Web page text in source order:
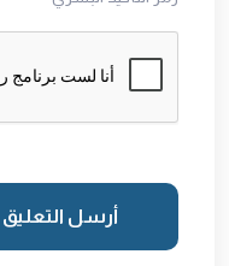
أرسل التعليق